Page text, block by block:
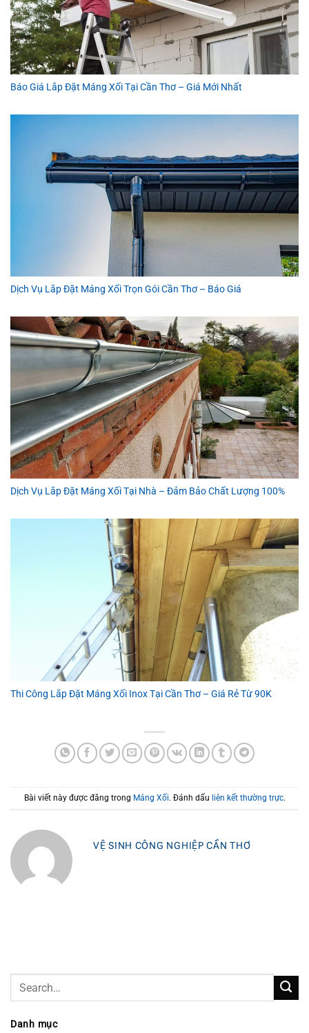
Báo Giá Lắp Đặt Máng Xối Tại Cần Thơ – Giá Mới Nhất
Dịch Vụ Lắp Đặt Máng Xối Trọn Gói Cần Thơ – Báo Giá
Dịch Vụ Lắp Đặt Máng Xối Tại Nhà – Đảm Bảo Chất Lượng 100%
Thi Công Lắp Đặt Máng Xối Inox Tại Cần Thơ – Giá Rẻ Từ 90K
Bài viết này được đăng trong Máng Xối. Đánh dấu liên kết thường trực.
VỆ SINH CÔNG NGHIỆP CẦN THƠ
Danh mục